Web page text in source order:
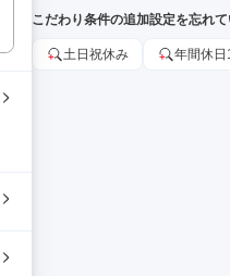
こだわり条件の追加設定を忘れ
土日祝休み 年間休